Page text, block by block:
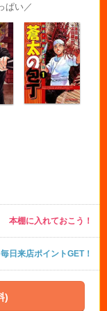
ぱい／
本棚に入れておこう！
毎日来店ポイントGET！
)